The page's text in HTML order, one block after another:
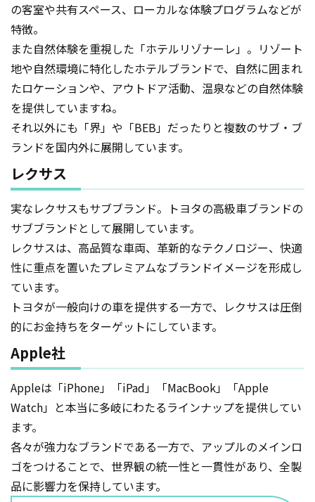
の客室や共有スペース、ローカルな体験プログラムなどが
特徴。
また自然体験を重視した「ホテルリゾナーレ」。リゾート
地や自然環境に特化したホテルブランドで、自然に囲まれ
たロケーションや、アウトドア活動、温泉などの自然体験
を提供していますね。
それ以外にも「界」や「BEB」だったりと複数のサブ・ブ
ランドを国内外に展開しています。
レクサス
実なレクサスもサブブランド。トヨタの高級車ブランドの
サブブランドとして展開しています。
レクサスは、高品質な車両、革新的なテクノロジー、快適
性に重点を置いたプレミアムなブランドイメージを形成し
ています。
トヨタが一般向けの車を提供する一方で、レクサスは圧倒
的にお金持ちをターゲットにしています。
Apple社
Appleは「iPhone」「iPad」「MacBook」「Apple
Watch」と本当に多岐にわたるラインナップを提供してい
ます。
各々が強力なブランドである一方で、アップルのメインロ
ゴをつけることで、世界観の統一性と一貫性があり、全製
品に影響力を保持しています。